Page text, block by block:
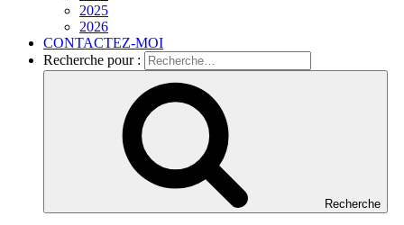
2025
2026
CONTACTEZ-MOI
Recherche pour :
Recherche